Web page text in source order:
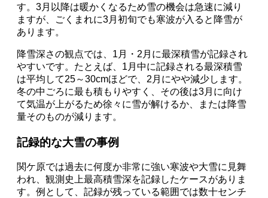
す。3月以降は暖かくなるため雪の機会は急速に減り
ますが、ごくまれに3月初旬でも寒波が入ると降雪が
あります。
降雪深さの観点では、1月・2月に最深積雪が記録され
やすいです。たとえば、1月中に記録される最深積雪
は平均して25～30cmほどで、2月にやや減少します。
冬の中ごろに最も積もりやすく、その後は3月に向け
て気温が上がるため徐々に雪が解けるか、または降雪
量そのものが減ります。
記録的な大雪の事例
関ケ原では過去に何度か非常に強い寒波や大雪に見舞
われ、観測史上最高積雪深を記録したケースがありま
す。例として、記録が残っている範囲では数十センチ